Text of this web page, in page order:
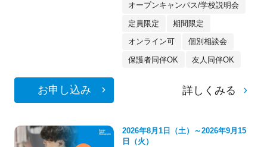
オープンキャンパス/学校説明会
定員限定 期間限定
オンライン可 個別相談会
保護者同伴OK 友人同伴OK
お申し込み 詳しくみる
2026年8月1日（土）～2026年9月15
日（火）